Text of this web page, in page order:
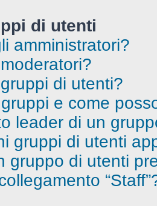
di utenti
amministratori?
di utenti?
e come
leader di un
gruppi di utenti
gruppo di utenti